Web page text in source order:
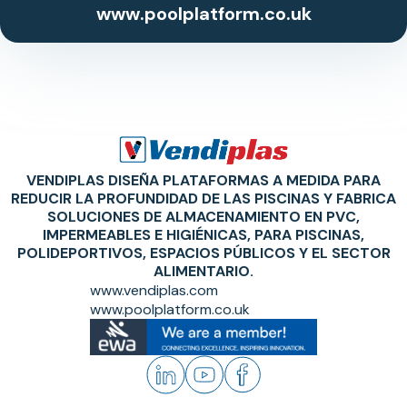
www.poolplatform.co.uk
VENDIPLAS DISEÑA PLATAFORMAS A MEDIDA PARA
REDUCIR LA PROFUNDIDAD DE LAS PISCINAS Y FABRICA
SOLUCIONES DE ALMACENAMIENTO EN PVC,
IMPERMEABLES E HIGIÉNICAS, PARA PISCINAS,
POLIDEPORTIVOS, ESPACIOS PÚBLICOS Y EL SECTOR
ALIMENTARIO.
www.vendiplas.com
www.poolplatform.co.uk